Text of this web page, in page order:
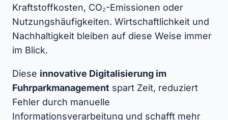
Kraftstoffkosten, CO₂-Emissionen oder
Nutzungshäufigkeiten. Wirtschaftlichkeit und
Nachhaltigkeit bleiben auf diese Weise immer
im Blick.
Diese innovative Digitalisierung im
Fuhrparkmanagement spart Zeit, reduziert
Fehler durch manuelle
Informationsverarbeitung und schafft mehr